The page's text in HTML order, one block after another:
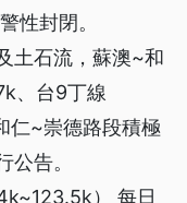
性封閉。
土石流，蘇澳~和
、台9丁線
仁~崇德路段積極
告。
） 每日